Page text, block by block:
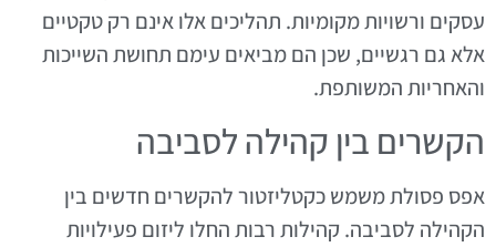
עסקים ורשויות מקומיות. תהליכים אלו אינם רק טקטיים
אלא גם רגשיים, שכן הם מביאים עימם תחושת השייכות
והאחריות המשותפת.
הקשרים בין קהילה לסביבה
אפס פסולת משמש כקטליזטור להקשרים חדשים בין
הקהילה לסביבה. קהילות רבות החלו ליזום פעילויות